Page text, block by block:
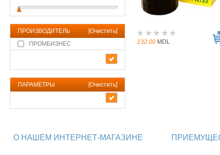
ПРОИЗВОДИТЕЛЬ [Очистить]
ПРОМБИЗНЕС
ПАРАМЕТРЫ [Очистить]
132.00 MDL
О НАШЕМ ИНТЕРНЕТ-МАГАЗИНЕ